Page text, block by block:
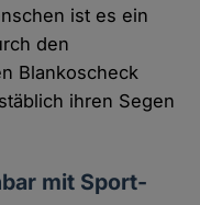
ist es ein
den
Blankoscheck
ihren Segen
mit Sport-